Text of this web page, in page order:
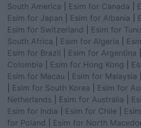
South America
Esim for Canada
Esim for Japan
Esim for Albania
Esim for Switzerland
Esim for
South Africa
Esim for Algeria
Esim for Brazil
Esim for Argentina
Colombia
Esim for Hong Kong
Esim for Macau
Esim for Malaysia
Esim for South Korea Esim for
Netherlands
Esim for Australia
Esim for India
Esim for Chile
for Poland
Esim for North